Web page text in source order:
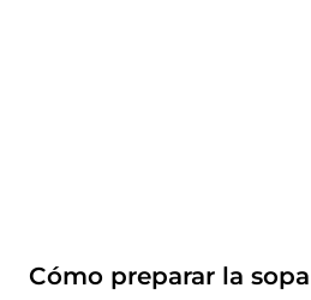
Cómo preparar la